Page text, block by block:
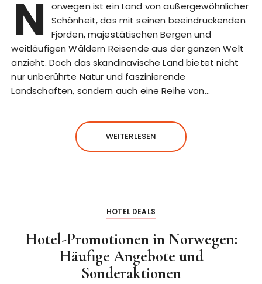
N
orwegen ist ein Land von außergewöhnlicher
Schönheit, das mit seinen beeindruckenden
Fjorden, majestätischen Bergen und
weitläufigen Wäldern Reisende aus der ganzen Welt
anzieht. Doch das skandinavische Land bietet nicht
nur unberührte Natur und faszinierende
Landschaften, sondern auch eine Reihe von…
WEITERLESEN
HOTEL DEALS
Hotel-Promotionen in Norwegen:
Häufige Angebote und
Sonderaktionen